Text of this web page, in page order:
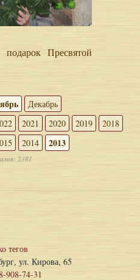
Пресвятой
Декабрь
2021 2020 2019
2018
2014 2013
2381
тегов
ул. Кирова, 65
908-74-31